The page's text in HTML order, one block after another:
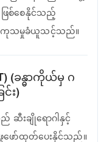
ြစ်စေနိုင်သည့်
ကျ ကုသမှုခံယူသင့်သည်။
(ခန္ဓာကိုယ်မှ ဂ
း)
ဆီးချိုရောဂါနှင့်
ဖော်ထုတ်ပေးနိုင်သည်။